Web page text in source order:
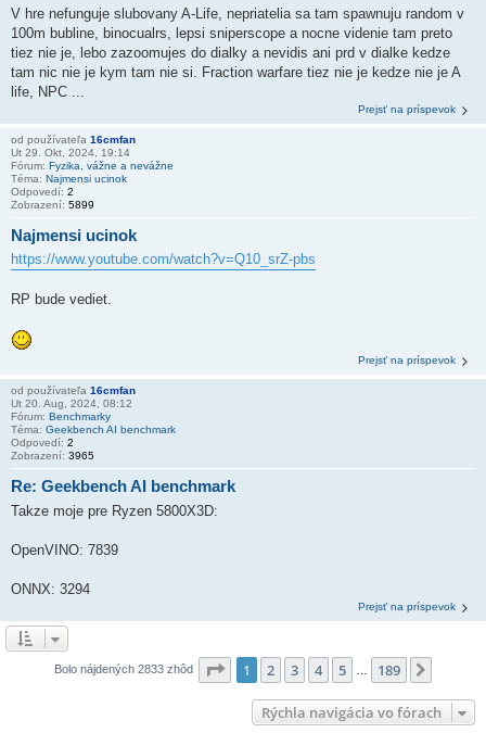
V hre nefunguje slubovany A-Life, nepriatelia sa tam spawnuju random v
100m bubline, binocualrs, lepsi sniperscope a nocne videnie tam preto
tiez nie je, lebo zazoomujes do dialky a nevidis ani prd v dialke kedze
tam nic nie je kym tam nie si. Fraction warfare tiez nie je kedze nie je A
life, NPC ...
Prejsť na príspevok
od používateľa 16cmfan
Ut 29. Okt, 2024, 19:14
Fórum: Fyzika, vážne a nevážne
Téma: Najmensi ucinok
Odpovedí: 2
Zobrazení: 5899
Najmensi ucinok
https://www.youtube.com/watch?v=Q10_srZ-pbs
RP bude vediet.
Prejsť na príspevok
od používateľa 16cmfan
Ut 20. Aug, 2024, 08:12
Fórum: Benchmarky
Téma: Geekbench AI benchmark
Odpovedí: 2
Zobrazení: 3965
Re: Geekbench AI benchmark
Takze moje pre Ryzen 5800X3D:
OpenVINO: 7839
ONNX: 3294
Prejsť na príspevok
Bolo nájdených 2833 zhôd Strana z189
1 2 3 4 5 189
Rýchla navigácia vo fórach